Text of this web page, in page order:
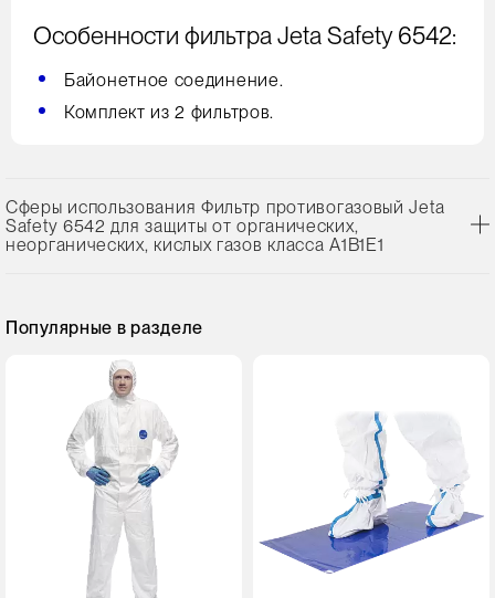
Особенности фильтра Jeta Safety 6542:
Байонетное соединение.
Комплект из 2 фильтров.
Сферы использования Фильтр противогазовый Jeta
Safety 6542 для защиты от органических,
неорганических, кислых газов класса А1В1Е1
Популярные в разделе